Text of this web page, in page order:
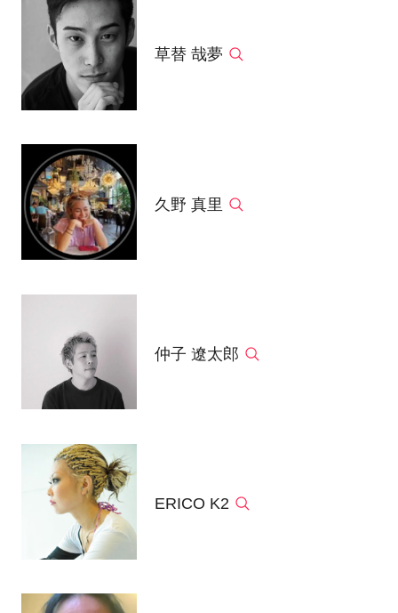
草替 哉夢
久野 真里
仲子 遼太郎
ERICO K2